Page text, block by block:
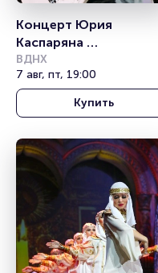
Концерт Юрия
Каспаряна
«Симфоническое
Кино»
ВДНХ
7 авг, пт, 19:00
Купить